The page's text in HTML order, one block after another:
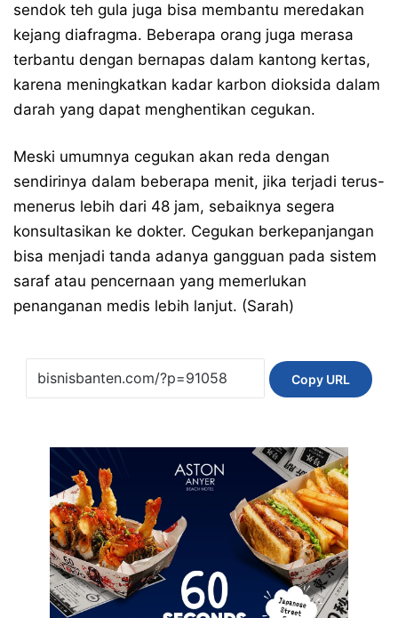
sendok teh gula juga bisa membantu meredakan
kejang diafragma. Beberapa orang juga merasa
terbantu dengan bernapas dalam kantong kertas,
karena meningkatkan kadar karbon dioksida dalam
darah yang dapat menghentikan cegukan.
Meski umumnya cegukan akan reda dengan
sendirinya dalam beberapa menit, jika terjadi terus-
menerus lebih dari 48 jam, sebaiknya segera
konsultasikan ke dokter. Cegukan berkepanjangan
bisa menjadi tanda adanya gangguan pada sistem
saraf atau pencernaan yang memerlukan
penanganan medis lebih lanjut. (Sarah)
Copy URL